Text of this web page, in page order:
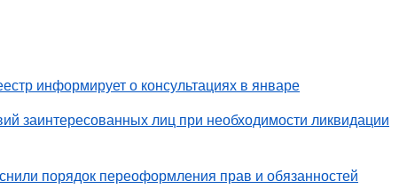
информирует о консультациях в январе
заинтересованных лиц при необходимости ликвидации
порядок переоформления прав и обязанностей